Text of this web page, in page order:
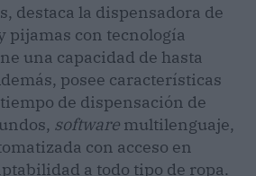
destaca la dispensadora de
pijamas con tecnología
una capacidad de hasta
posee características
de dispensación de
software multilenguaje,
con acceso en
a todo tipo de ropa.